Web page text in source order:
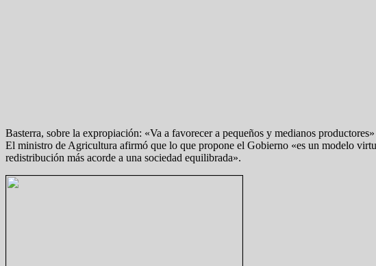
Basterra, sobre la expropiación: «Va a favorecer a pequeños y medianos productores»
El ministro de Agricultura afirmó que lo que propone el Gobierno «es un modelo
redistribución más acorde a una sociedad equilibrada».